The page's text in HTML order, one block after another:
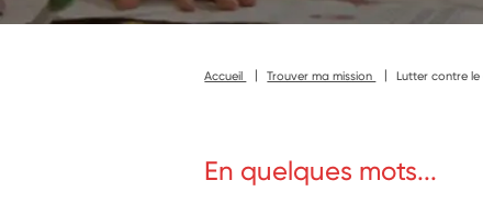
Accueil Trouver ma mission Lutter contre
En quelques mots...